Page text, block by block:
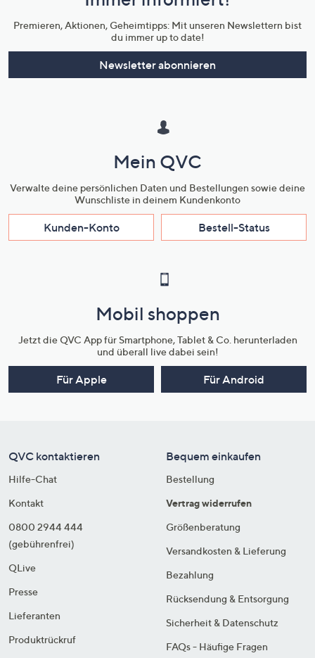
Premieren, Aktionen, Geheimtipps: Mit unseren Newslettern bist
du immer up to date!
Newsletter abonnieren
Mein QVC
Verwalte deine persönlichen Daten und Bestellungen sowie deine
Wunschliste in deinem Kundenkonto
Kunden-Konto Bestell-Status
Mobil shoppen
Jetzt die QVC App für Smartphone, Tablet & Co. herunterladen
und überall live dabei sein!
Für Apple Für Android
QVC kontaktieren
Hilfe-Chat
Kontakt
0800 2944 444
(gebührenfrei)
QLive
Presse
Lieferanten
Produktrückruf
Bequem einkaufen
Bestellung
Vertrag widerrufen
Größenberatung
Versandkosten & Lieferung
Bezahlung
Rücksendung & Entsorgung
Sicherheit & Datenschutz
FAQs - Häufige Fragen